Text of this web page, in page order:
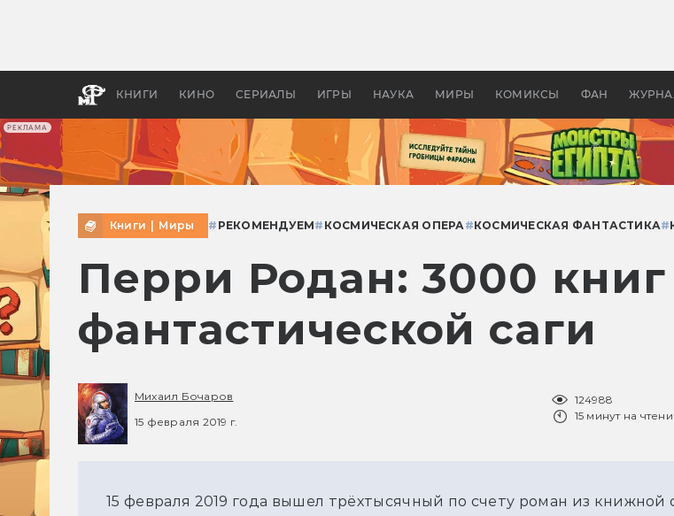
РЕКЛАМА
КНИГИ КИНО СЕРИАЛЫ ИГРЫ НАУКА МИРЫ КОМИКСЫ ФАН
бы «Властелина колец»
Книги Миры # РЕКОМЕНДУЕМ# КОСМИЧЕСКАЯ ОПЕРА#КОСМИЧЕСКАЯ ФАНТАСТИКА#
Перри Родан: 3000
фантастической саги
Михаил Бочаров
15 февраля 2019 г.
124988
15 минут на
15 февраля 2019 года вышел трёхтысячный по счету роман из книжной